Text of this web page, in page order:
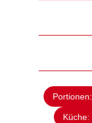
Portionen:
Küche: